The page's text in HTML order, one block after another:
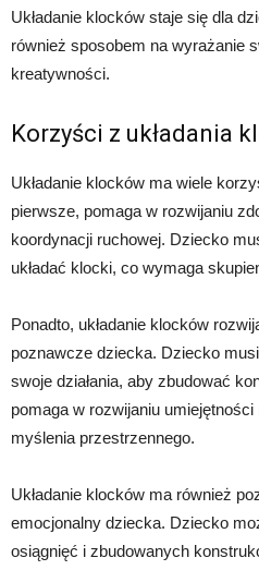
Układanie klocków staje się dla
również sposobem na wyrażanie
kreatywności.
Korzyści z układania
Układanie klocków ma wiele
pierwsze, pomaga w rozwijaniu
koordynacji ruchowej. Dziecko
układać klocki, co wymaga
Ponadto, układanie klocków
poznawcze dziecka. Dziecko
swoje działania, aby zbudować
pomaga w rozwijaniu
myślenia przestrzennego.
Układanie klocków ma również
emocjonalny dziecka. Dziecko
osiągnięć i zbudowanych